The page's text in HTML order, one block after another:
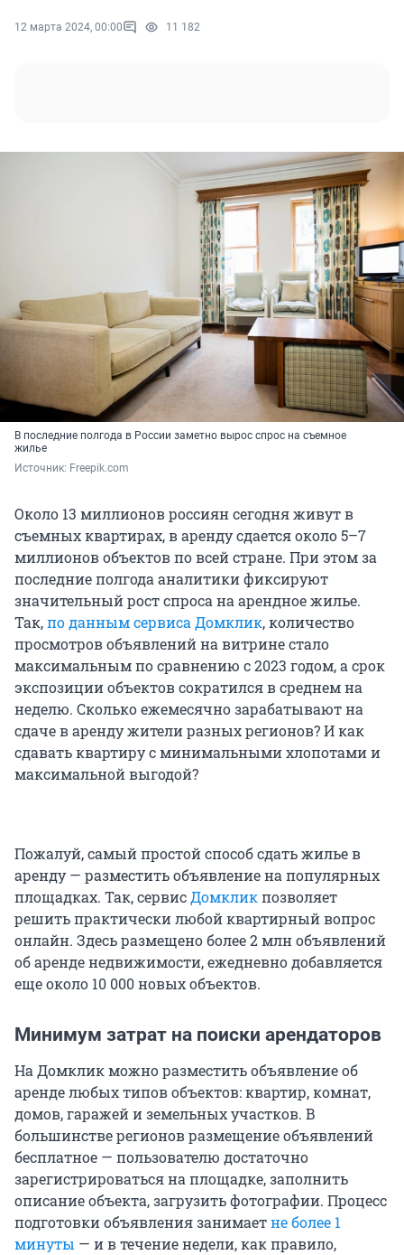
12 марта 2024, 00:00 11 182
В последние полгода в России заметно вырос спрос на съемное
жилье
Источник: Freepik.com
Около 13 миллионов россиян сегодня живут в
съемных квартирах, в аренду сдается около 5–7
миллионов объектов по всей стране. При этом за
последние полгода аналитики фиксируют
значительный рост спроса на арендное жилье.
Так,по данным сервиса Домклик, количество
просмотров объявлений на витрине стало
максимальным по сравнению с 2023 годом, а срок
экспозиции объектов сократился в среднем на
неделю. Сколько ежемесячно зарабатывают на
сдаче в аренду жители разных регионов? И как
сдавать квартиру с минимальными хлопотами и
максимальной выгодой?
Пожалуй, самый простой способ сдать жилье в
аренду — разместить объявление на популярных
площадках. Так, сервисДомкликпозволяет
решить практически любой квартирный вопрос
онлайн. Здесь размещено более 2 млн объявлений
об аренде недвижимости, ежедневно добавляется
еще около 10 000 новых объектов.
Минимум затрат на поиски арендаторов
На Домклик можно разместить объявление об
аренде любых типов объектов: квартир, комнат,
домов, гаражей и земельных участков. В
большинстве регионов размещение объявлений
бесплатное — пользователю достаточно
зарегистрироваться на площадке, заполнить
описание объекта, загрузить фотографии. Процесс
подготовки объявления занимаетне более 1
минуты — и в течение недели, как правило,